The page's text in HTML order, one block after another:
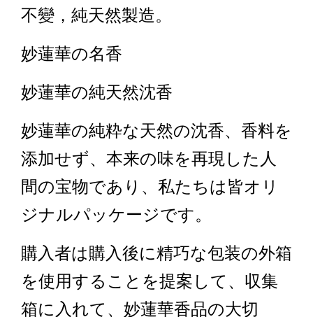
不變，純天然製造。
妙蓮華の名香
妙蓮華の純天然沈香
妙蓮華の純粋な天然の沈香、香料を
添加せず、本来の味を再現した人
間の宝物であり、私たちは皆オリ
ジナルパッケージです。
購入者は購入後に精巧な包装の外箱
を使用することを提案して、収集
箱に入れて、妙蓮華香品の大切